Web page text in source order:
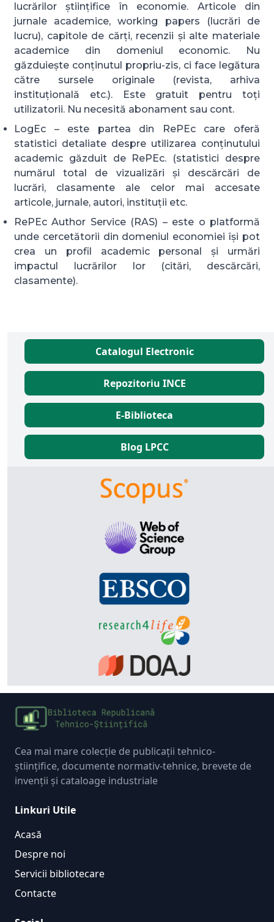
lucrărilor științifice în economie. Articole din
jurnale academice, working papers (lucrări de
lucru), capitole de cărți, recenzii și alte materiale
academice din domeniul economic. Nu
găzduiește conținutul propriu-zis, ci face legătura
către sursele originale (revista, arhiva
instituțională etc.). Este gratuit pentru toți
utilizatorii. Nu necesită abonament sau cont.
LogEc – este partea din RePEc care oferă
statistici detaliate despre utilizarea conținutului
academic găzduit de RePEc. (statistici despre
numărul total de vizualizări și descărcări de
lucrări, clasamente ale celor mai accesate
articole, jurnale, autori, instituții etc.
RePEc Author Service (RAS) – este o platformă
unde cercetătorii din domeniul economiei își pot
crea un profil academic personal și urmări
impactul lucrărilor lor (citări, descărcări,
clasamente).
Catalogul Electronic
Repozitoriu INCE
E-Biblioteca
Blog LPCC
Cea mai mare colecție de publicații tehnico-
științifice, documente normativ-tehnice, brevete de
invenții și cataloage industriale
Linkuri Utile
Acasă
Despre noi
Servicii bibliotecare
Contacte